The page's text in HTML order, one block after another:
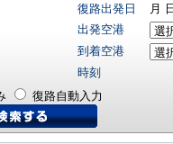
復路出発日 月
日
出発空港
到着空港
時刻
復路自動入力